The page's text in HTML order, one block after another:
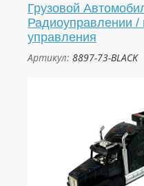
Грузовой
Радиоуправлении /
управления
Артикул: 8897-73-BLACK